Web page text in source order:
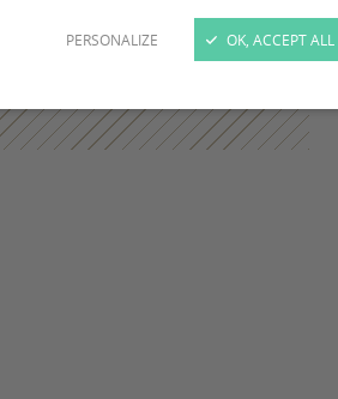
PERSONALIZE OK, ACCEPT ALL